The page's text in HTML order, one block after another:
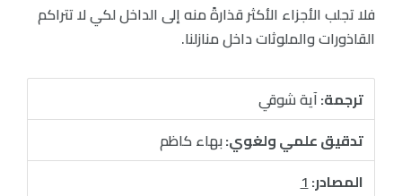
فلا تجلب الأجزاء الأكثر قذارةً منه إلى الداخل لكي لا تتراكم
القاذورات والملوثات داخل منازلنا.
ترجمة:آية شوقي
تدقيق علمي ولغوي:بهاء كاظم
المصادر:1